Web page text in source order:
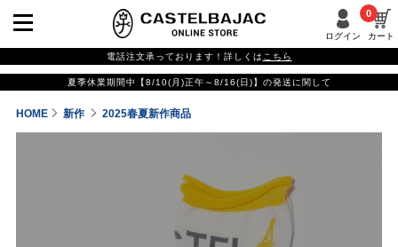
ログイン カート
0
電話注文承っております！詳しくは こちら
夏季休業期間中【8/10(月)正午～8/16(日)】の発送に関して
HOME 新作 2025春夏新作商品